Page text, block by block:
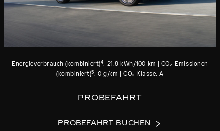
Energieverbrauch (kombiniert)4: 21,8 kWh/100 km | CO₂-Emissionen
(kombiniert)5: 0 g/km | CO₂-Klasse: A
PROBEFAHRT
PROBEFAHRT BUCHEN